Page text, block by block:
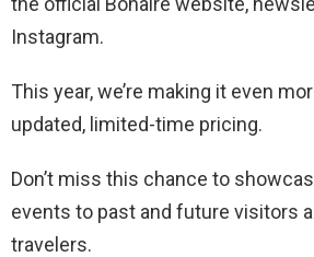
Instagram.
This year, we’re making it even
updated, limited-time pricing.
Don’t miss this chance to
events to past and future visitors
travelers.